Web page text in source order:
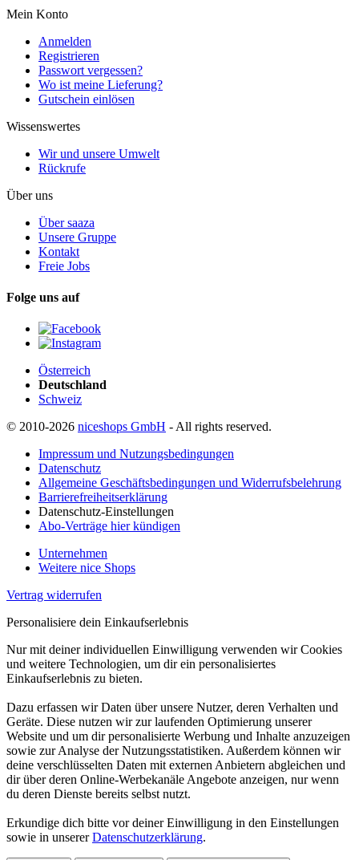
Mein Konto
Anmelden
Registrieren
Passwort vergessen?
Wo ist meine Lieferung?
Gutschein einlösen
Wissenswertes
Wir und unsere Umwelt
Rückrufe
Über uns
Über saaza
Unsere Gruppe
Kontakt
Freie Jobs
Folge uns auf
Österreich
Deutschland
Schweiz
© 2010-2026 niceshops GmbH - All rights reserved.
Impressum und Nutzungsbedingungen
Datenschutz
Allgemeine Geschäftsbedingungen und Widerrufsbelehrung
Barrierefreiheitserklärung
Datenschutz-Einstellungen
Abo-Verträge hier kündigen
Unternehmen
Weitere nice Shops
Vertrag widerrufen
Personalisiere dein Einkaufserlebnis
Nur mit deiner individuellen Einwilligung verwenden wir Cookies
und weitere Technologien, um dir ein personalisiertes
Einkaufserlebnis zu bieten.
Dazu erfassen wir Daten über unsere Nutzer, deren Verhalten und
Geräte. Diese nutzen wir zur laufenden Optimierung unserer
Website und um dir personalisierte Werbung und Inhalte anzuzeigen
sowie zur Analyse der Nutzungsstatistiken. Außerdem können wir
deine verschlüsselten Daten mit externen Anbietern abgleichen und
dir über deren Online-Werbekanäle Angebote anzeigen, nur wenn
du deren Dienste bereits selbst nutzt.
Erkundige dich bitte vor deiner Einwilligung in den Einstellungen
sowie in unsererDatenschutzerklärung.